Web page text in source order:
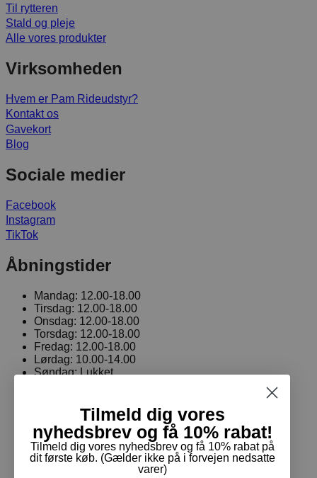
Til rytteren
Stald og pleje
Alle vores produkter
Virksomheden
Hvem er Pam Rideudstyr?
Kontakt os
Gavekort
Blog
Sociale medier
Facebook
Instagram
TikTok
Åbningstider
Mandag: 12.00-18.00
Tirsdag: 12.00-18.00
Onsdag: 12.00-18.00
Torsdag: 12.00-18.00
Fredag: 12.00-18.00
Lørdag: 10.00-14.00
Søndag:Lukket
Handelsbetingelser
Returnering & ombytning
Cookie- og privatpolitik
Tilmeld dig vores
nyhedsbrev og få 10% rabat!
Tilmeld dig vores nyhedsbrev og få 10% rabat på
dit første køb. (Gælder ikke på i forvejen nedsatte
varer)